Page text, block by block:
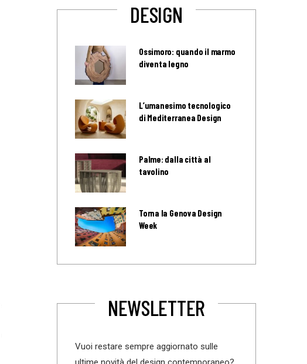
DESIGN
Ossimoro: quando il marmo
diventa legno
L’umanesimo tecnologico
di Mediterranea Design
Palme: dalla città al
tavolino
Torna la Genova Design
Week
NEWSLETTER
Vuoi restare sempre aggiornato sulle